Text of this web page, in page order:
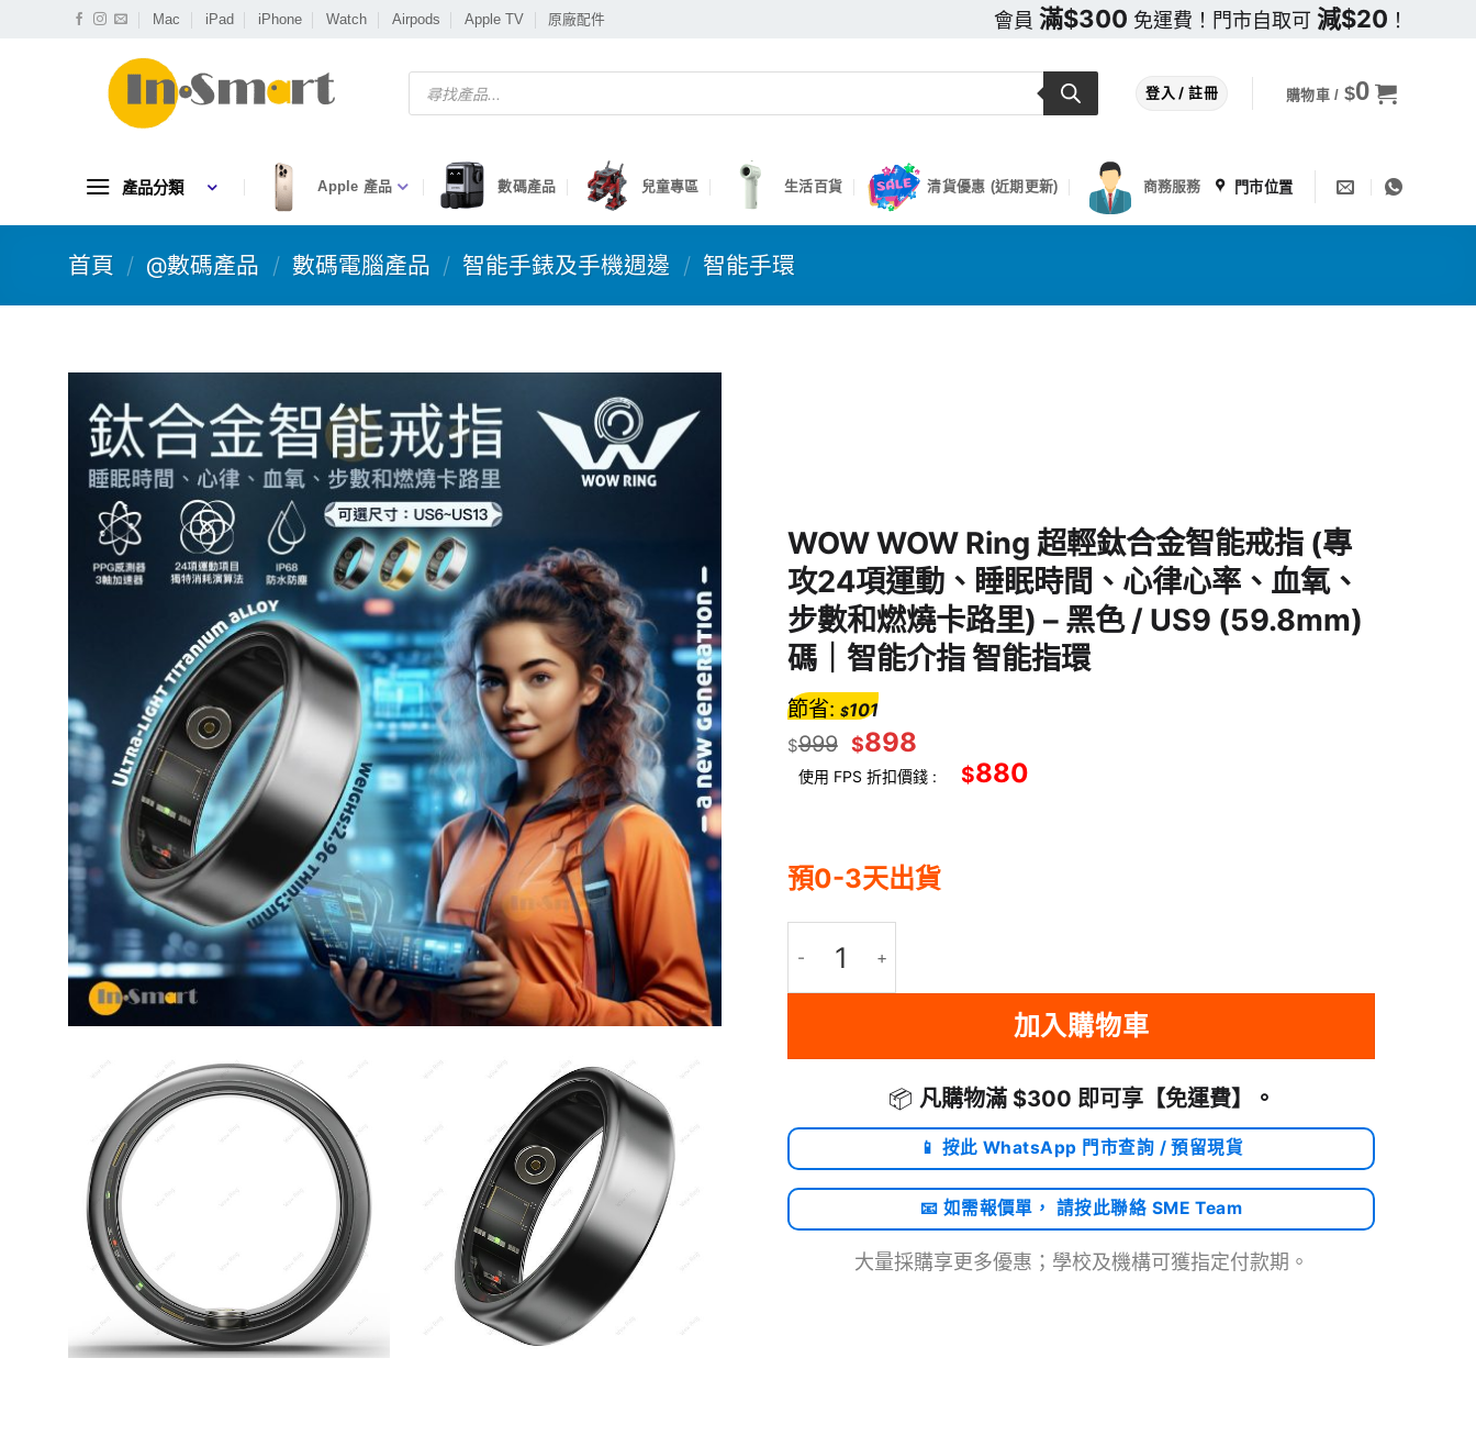
Mac iPad iPhone Watch Airpods Apple TV 原廠配件 會員 滿$300 免運費！門市自取可 減$20 ！
Products
search
登入 / 註冊 購物車 / $0
產品分類 Apple 產品 數碼產品 兒童專區 生活百貨 清貨優惠 (近期更新) 商務服務 門市位置
首頁 / @數碼產品 / 數碼電腦產品 / 智能手錶及手機週邊 / 智能手環
WOW WOW Ring 超輕鈦合金智能戒指 (專
攻24項運動、睡眠時間、心律心率、血氧、
步數和燃燒卡路里) – 黑色 / US9 (59.8mm)
碼｜智能介指 智能指環
$999 $898
節省: $101
使用 FPS 折扣價錢 : $880
預0-3天出貨
加入購物車
📦 凡購物滿 $300 即可享【免運費】 。
📱 按此 WhatsApp 門市查詢 / 預留現貨
📧 如需報價單， 請按此聯絡 SME Team
大量採購享更多優惠；學校及機構可獲指定付款期。